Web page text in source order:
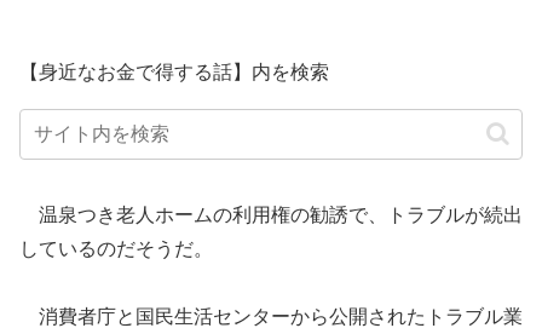
【身近なお金で得する話】内を検索
温泉つき老人ホームの利用権の勧誘で、トラブルが続出
しているのだそうだ。
消費者庁と国民生活センターから公開されたトラブル業